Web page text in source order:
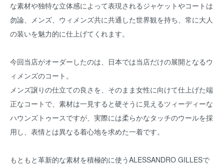
な素材や独特な立体感によって表現されるジャケットやコートは
勿論、メンズ、ウィメンズ共に共通した世界観を持ち、常に大人
の装いを魅力的に仕上げてくれます。
今回当店がオーダーしたのは、日本では当店だけの展開となるウ
ィメンズのコート。
メンズ譲りの仕立ての良さを、そのまま女性に向けて仕上げた端
正なコートで、素材は一見すると硬そうに見えるツィーディーな
ハウンズトゥースですが、実際には柔らかなタッチのウールを採
用し、表情とは異なる着心地を求めた一着です。
もともと革新的な素材を積極的に使うALESSANDRO GILLESで